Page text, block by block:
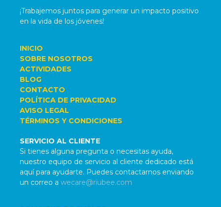
SERVICIO AL CLIENTE
Si tienes alguna pregunta o necesitas ayuda,
nuestro equipo de servicio al cliente dedicado está
aquí para ayudarte. Puedes contactarnos enviando
un correo a wecare@riubee.com
INICIO
SOBRE NOSOTROS
ACTIVIDADES
BLOG
CONTACTO
POLÍTICA DE PRIVACIDAD
AVISO LEGAL
TÉRMINOS Y CONDICIONES
¡Trabajemos juntos para generar un impacto positivo
en la vida de los jóvenes!